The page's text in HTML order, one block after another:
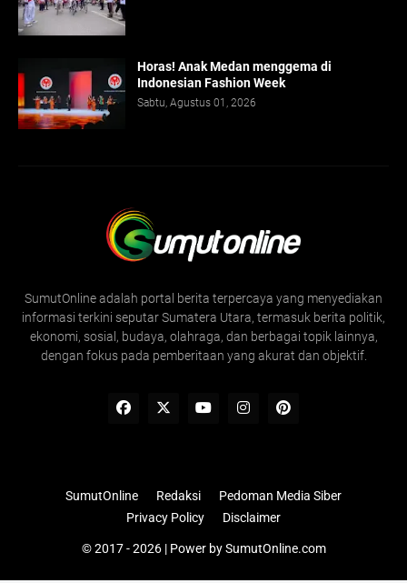
Horas! Anak Medan menggema di
Indonesian Fashion Week
Sabtu, Agustus 01, 2026
SumutOnline adalah portal berita terpercaya yang menyediakan
informasi terkini seputar Sumatera Utara, termasuk berita politik,
ekonomi, sosial, budaya, olahraga, dan berbagai topik lainnya,
dengan fokus pada pemberitaan yang akurat dan objektif.
© 2017 - 2026 | Power bySumutOnline.com
SumutOnline Redaksi
Pedoman Media Siber
Privacy Policy
Disclaimer